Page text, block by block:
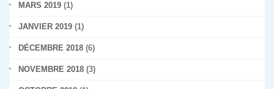
MARS 2019 (1)
JANVIER 2019 (1)
DÉCEMBRE 2018 (6)
NOVEMBRE 2018 (3)